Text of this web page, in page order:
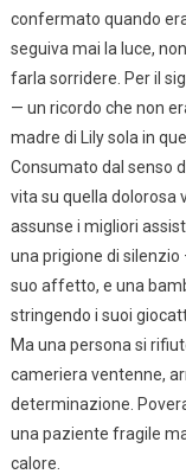
confermato quando
seguiva mai la luce,
farla sorridere. Per il
— un ricordo che non
madre di Lily sola in
Consumato dal senso
vita su quella dolorosa
assunse i migliori
una prigione di
suo affetto, e una
stringendo i suoi
Ma una persona si
cameriera ventenne,
determinazione.
una paziente fragile
calore.